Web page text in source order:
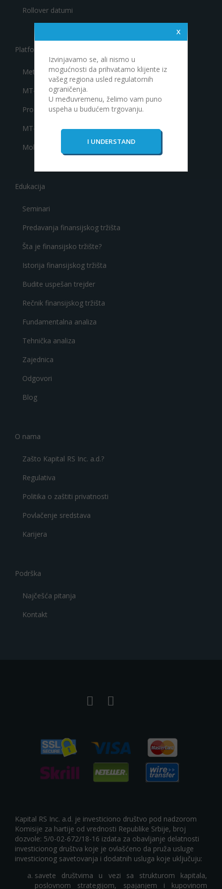
Rollover datumi
Platforme za trgovanje
Meta Trader 4
MT4 Mobile
Pro Trader
MT4 Web
Mobile Pro Trader
Edukacija
Seminari
Predavanja finansijskog tržišta
Šta je finansijsko tržište?
Istorija finansijskog tržišta
Budite uspešan trejder
Rečnik finansijskog tržišta
Fundamentalna analiza
Tehnička analiza
Zajednica
Odgovori
Blog
O nama
Zašto Kapital RS Inc. a.d.?
Regulativa
Politika o zaštiti privatnosti
Povlačenje sredstava
Karijera
Podrška
Najčešća pitanja
Kontakt
Kapital RS Inc. a.d. je investiciono društvo pod nadzorom
Komisije za hartije od vrednosti Republike Srbije, broj
dozvole: 5/0-02-672/18-16 izdata za obavljanje delatnosti
investicionog društva koje je ovlašćeno da pruža usluge
investicionog savetovanja i dodatnih usluga koje uključuju:
savete društvima u vezi sa strukturom kapitala,
poslovnom strategijom, spajanjem i kupovinom
Izvinjavamo se, ali nismo u
mogućnosti da prihvatamo klijente iz
vašeg regiona usled regulatornih
ograničenja.
U međuvremenu, želimo vam puno
uspeha u budućem trgovanju.